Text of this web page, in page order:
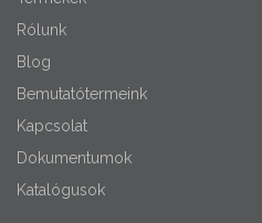
Rólunk
Blog
Bemutatótermeink
Kapcsolat
Dokumentumok
Katalógusok